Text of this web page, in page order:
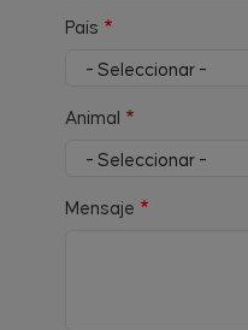
País
Animal
Mensaje